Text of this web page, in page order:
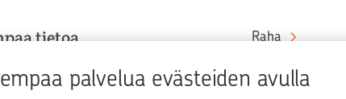
palvelua evästeiden avulla
tietoa
josta saat rahaa
ja
Raha